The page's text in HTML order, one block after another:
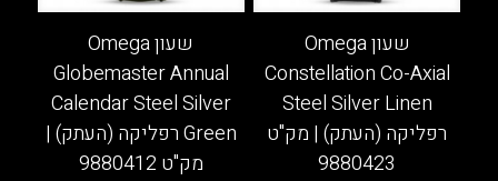
שעון Omega
Constellation Co-Axial
Steel Silver Linen
רפליקה (העתק) | מק"ט
9880423
שעון Omega
Globemaster Annual
Calendar Steel Silver
Green רפליקה (העתק) |
מק"ט 9880412